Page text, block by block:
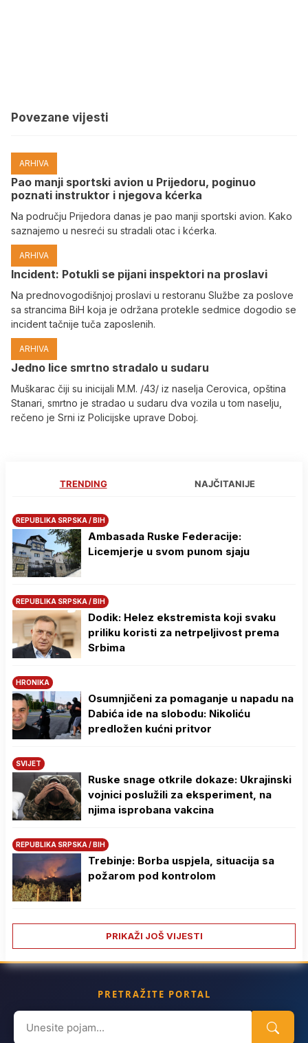
Povezane vijesti
ARHIVA
Pao manji sportski avion u Prijedoru, poginuo
poznati instruktor i njegova kćerka
Na području Prijedora danas je pao manji sportski avion. Kako
saznajemo u nesreći su stradali otac i kćerka.
ARHIVA
Incident: Potukli se pijani inspektori na proslavi
Na prednovogodišnjoj proslavi u restoranu Službe za poslove
sa strancima BiH koja je održana protekle sedmice dogodio se
incident tačnije tuča zaposlenih.
ARHIVA
Јedno lice smrtno stradalo u sudaru
Muškarac čiji su inicijali M.M. /43/ iz naselja Cerovica, opština
Stanari, smrtno je stradao u sudaru dva vozila u tom naselju,
rečeno je Srni iz Policijske uprave Doboj.
TRENDING NAJČITANIJE
REPUBLIKA SRPSKA / BIH
Ambasada Ruske Federacije:
Licemjerje u svom punom sjaju
REPUBLIKA SRPSKA / BIH
Dodik: Helez ekstremista koji svaku
priliku koristi za netrpeljivost prema
Srbima
HRONIKA
Osumnjičeni za pomaganje u napadu na
Dabića ide na slobodu: Nikoliću
predložen kućni pritvor
SVIJET
Ruske snage otkrile dokaze: Ukrajinski
vojnici poslužili za eksperiment, na
njima isprobana vakcina
REPUBLIKA SRPSKA / BIH
Trebinje: Borba uspjela, situacija sa
požarom pod kontrolom
PRIKAŽI JOŠ VIJESTI
PRETRAŽITE PORTAL
Search
for: